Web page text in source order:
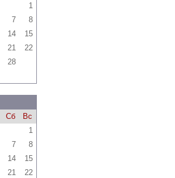
1
7
8
14
15
21
22
28
Сб
Вс
1
7
8
14
15
21
22